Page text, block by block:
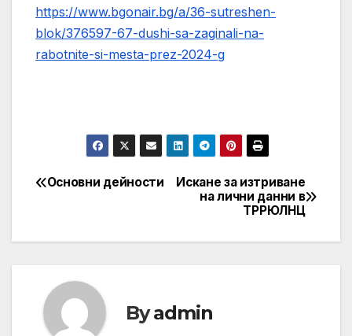
https://www.bgonair.bg/a/36-sutreshen-
blok/376597-67-dushi-sa-zaginali-na-
rabotnite-si-mesta-prez-2024-g
Post
Искане за изтриване
на лични данни в
ТРРЮЛНЦ
Основни дейности
Byadmin